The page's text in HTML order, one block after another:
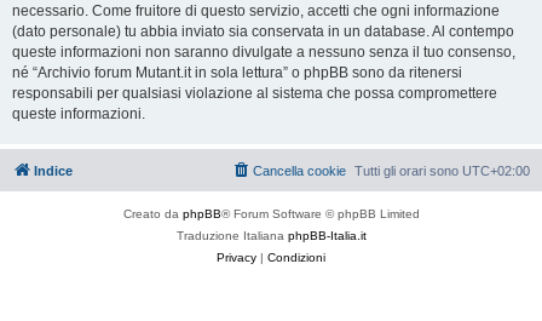
necessario. Come fruitore di questo servizio, accetti che ogni informazione
(dato personale) tu abbia inviato sia conservata in un database. Al contempo
queste informazioni non saranno divulgate a nessuno senza il tuo consenso,
né “Archivio forum Mutant.it in sola lettura” o phpBB sono da ritenersi
responsabili per qualsiasi violazione al sistema che possa compromettere
queste informazioni.
Indice Tutti gli orari sono UTC+02:00
Cancella cookie
Creato da phpBB® Forum Software © phpBB Limited
Traduzione Italiana phpBB-Italia.it
Privacy | Condizioni